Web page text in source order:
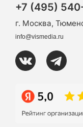
+7 (495)
г. Москва,
info@vismedia.ru